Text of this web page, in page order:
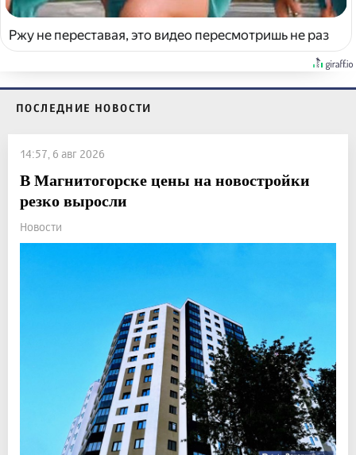
Ржу не переставая, это видео пересмотришь не раз
ПОСЛЕДНИЕ НОВОСТИ
14:57, 6 авг 2026
В Магнитогорске цены на новостройки
резко выросли
Новости